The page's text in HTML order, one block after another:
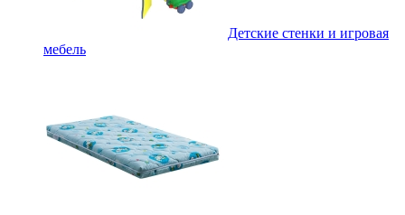
Детские стенки и игровая
мебель